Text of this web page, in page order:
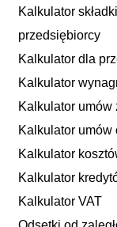
Kalkulator
przedsiębiorcy
Kalkulator dla
Kalkulator
Kalkulator umów
Kalkulator umów
Kalkulator
Kalkulator
Kalkulator VAT